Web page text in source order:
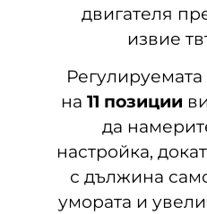
двигателя
извие
на 11 позиции
да
настройка,
с дължина
умората и